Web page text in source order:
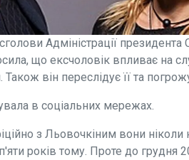
Адміністрації президента
що ексчоловік впливає на
він переслідує її та
в соціальних мережах.
з Льовочкіним вони
років тому. Проте до грудня